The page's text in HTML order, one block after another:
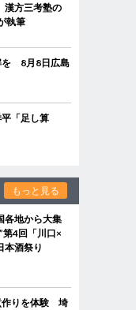
方三考塾の
執筆
を 8月8日広島
平「足し算
もっと見る
各地から大集
4回「川口×
本酒祭り
作りを体験 埼